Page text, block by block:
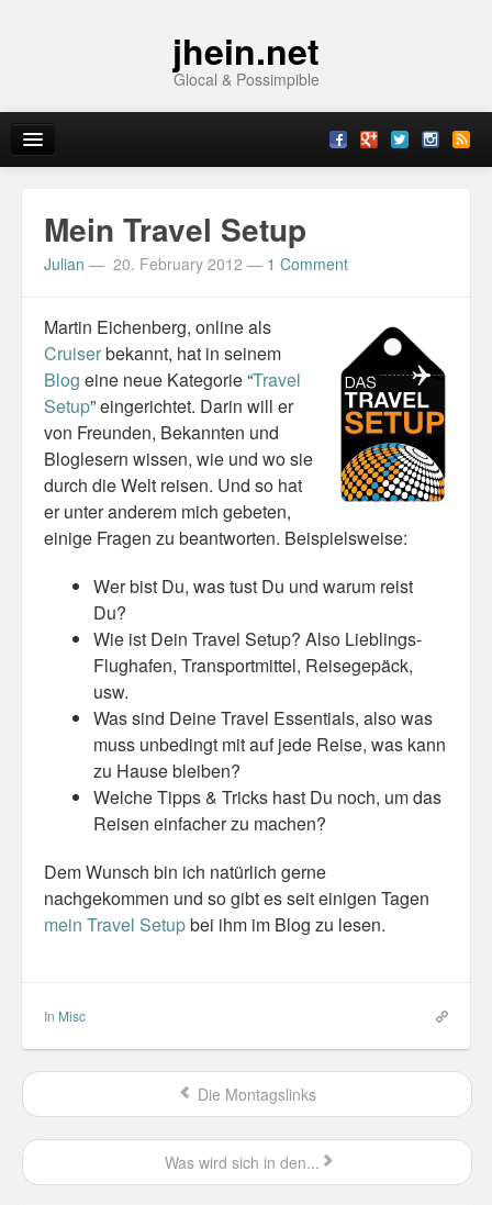
jhein.net
Glocal & Possimpible
Sitemap
Contact
Imprint
Topics
Misc
Business Server Cashflow
Design is how it works
The Others
Money Makes The World Go Round
GTD and shit
Smarty-Pants
Vorsprung durch Technik
Wild Stuff
30 Day Missions
Gin & Tonic Ranking
Mein Travel Setup
Julian — 20. February 2012 — 1 Comment
Martin Eichenberg, online als
Cruiserbekannt, hat in seinem
Blog eine neue Kategorie “Travel
Setup” eingerichtet. Darin will er
von Freunden, Bekannten und
Bloglesern wissen, wie und wo sie
durch die Welt reisen. Und so hat
er unter anderem mich gebeten,
einige Fragen zu beantworten. Beispielsweise:
Wer bist Du, was tust Du und warum reist
Du?
Wie ist Dein Travel Setup? Also Lieblings-
Flughafen, Transportmittel, Reisegepäck,
usw.
Was sind Deine Travel Essentials, also was
muss unbedingt mit auf jede Reise, was kann
zu Hause bleiben?
Welche Tipps & Tricks hast Du noch, um das
Reisen einfacher zu machen?
Dem Wunsch bin ich natürlich gerne
nachgekommen und so gibt es seit einigen Tagen
mein Travel Setupbei ihm im Blog zu lesen.
In Misc
Die Montagslinks
Was wird sich in den...